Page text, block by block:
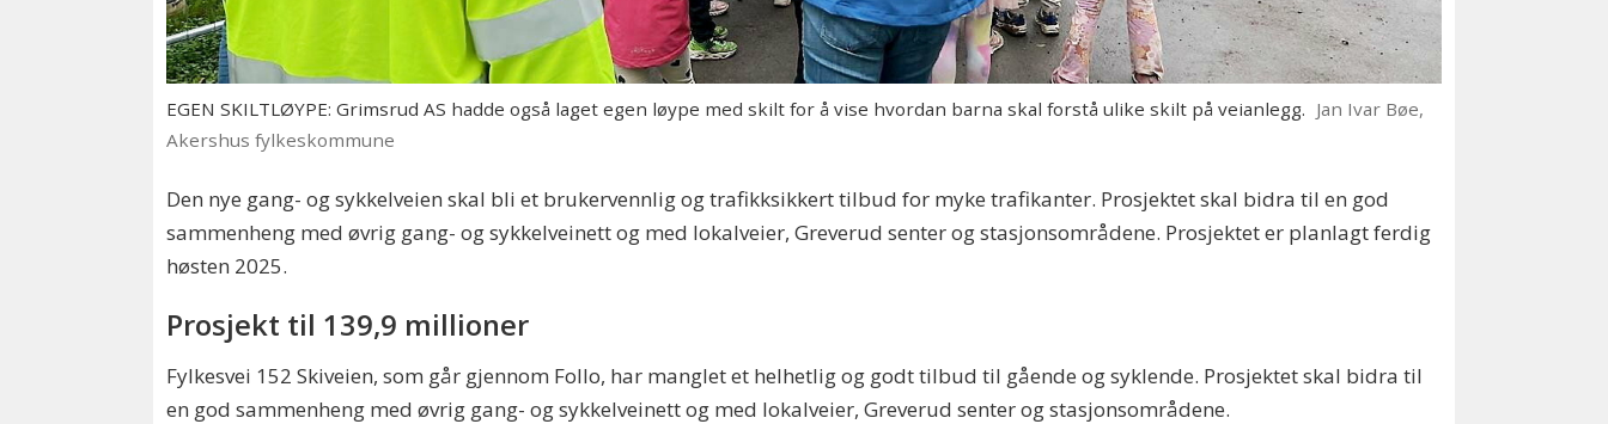
EGEN SKILTLØYPE: Grimsrud AS hadde også laget egen løype med skilt for å vise hvordan barna skal forstå ulike skilt på veianlegg. Jan Ivar Bøe,
Akershus fylkeskommune
Den nye gang- og sykkelveien skal bli et brukervennlig og trafikksikkert tilbud for myke trafikanter. Prosjektet skal bidra til en god
sammenheng med øvrig gang- og sykkelveinett og med lokalveier, Greverud senter og stasjonsområdene. Prosjektet er planlagt ferdig
høsten 2025.
Prosjekt til 139,9 millioner
Fylkesvei 152 Skiveien, som går gjennom Follo, har manglet et helhetlig og godt tilbud til gående og syklende. Prosjektet skal bidra til
en god sammenheng med øvrig gang- og sykkelveinett og med lokalveier, Greverud senter og stasjonsområdene.